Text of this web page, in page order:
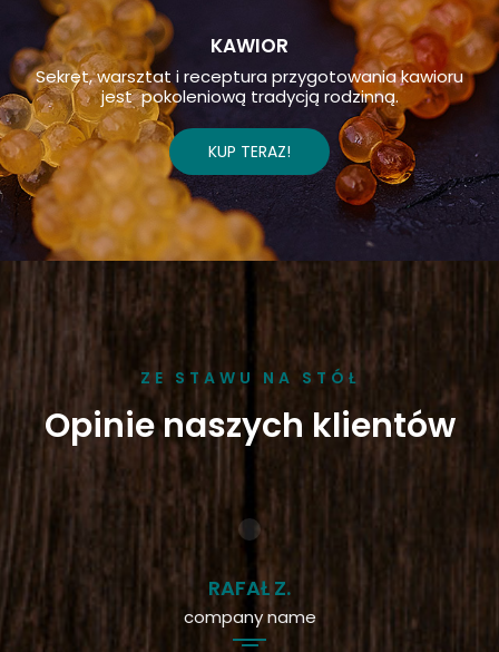
KAWIOR
Sekret, warsztat i receptura przygotowania kawioru
jest pokoleniową tradycją rodzinną.
KUP TERAZ!
ZE STAWU NA STÓŁ
Opinie naszych klientów
RAFAŁ Z.
company name